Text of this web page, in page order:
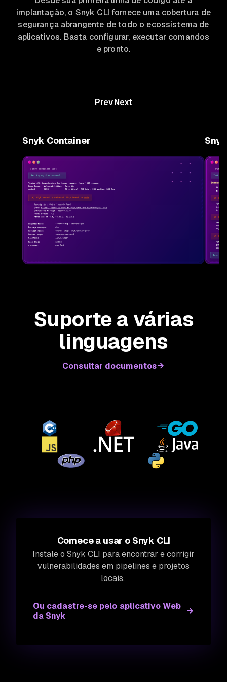
implantação, o Snyk CLI fornece uma cobertura de
segurança abrangente de todo o ecossistema de
aplicativos. Basta configurar, executar comandos
e pronto.
PrevNext
Snyk Container
Suporte a várias
linguagens
Consultar documentos
Comece a usar o Snyk CLI
Instale o Snyk CLI para encontrar e corrigir
vulnerabilidades em pipelines e projetos
locais.
Ou cadastre-se pelo aplicativo Web
da Snyk